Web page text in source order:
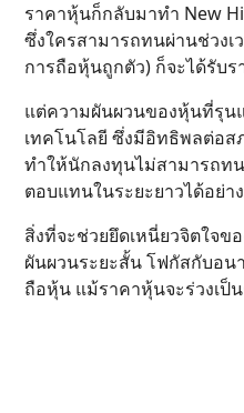
ราคาหุ้นก็กลับมาทำ New
ซึ่งใครสามารถทนผ่านช่วงเ
การถือหุ้นถูกตัว) ก็จะได้รับร
แต่ความผันผวนของหุ้นที่รุน
เทคโนโลยี ซึ่งมีอิทธิพลต่อ
ทำให้นักลงทุนไม่สามารถท
ตอบแทนในระยะยาวได้อย่า
สิ่งที่จะช่วยยึดเหนี่ยวจิตใจ
ผันผวนระยะสั้น โฟกัสกับอ
ถือหุ้น แม้ราคาหุ้นจะร่วงเป็